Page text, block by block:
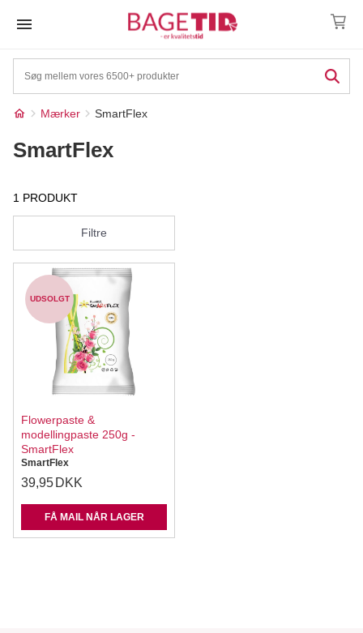
Mærker SmartFlex
SmartFlex
1 PRODUKT
Filtre
UDSOLGT
Flowerpaste &
modellingpaste 250g -
SmartFlex
SmartFlex
39,95 DKK
FÅ MAIL NÅR LAGER